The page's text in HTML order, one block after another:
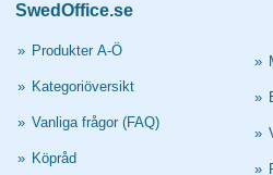
SwedOffice.se
» Produkter A-Ö
» Kategoriöversikt
» Vanliga frågor (FAQ)
» Köpråd
»
»
»
»